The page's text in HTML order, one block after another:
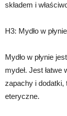
składem i
H3: Mydło w płynie
Mydło w płynie
mydeł. Jest
zapachy i dodatki,
eteryczne.